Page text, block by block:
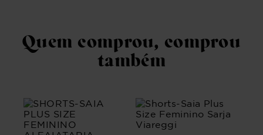
Quem comprou, comprou
também